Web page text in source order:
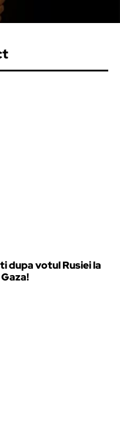
dupa votul Rusiei la